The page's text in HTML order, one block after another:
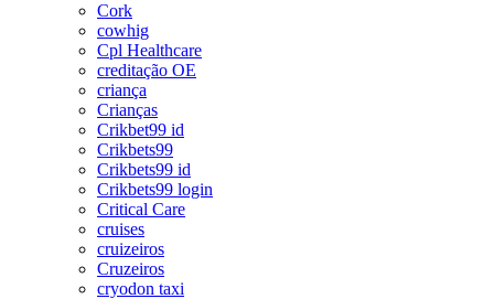
Cork
cowhig
Cpl Healthcare
creditação OE
criança
Crianças
Crikbet99 id
Crikbets99
Crikbets99 id
Crikbets99 login
Critical Care
cruises
cruizeiros
Cruzeiros
cryodon taxi